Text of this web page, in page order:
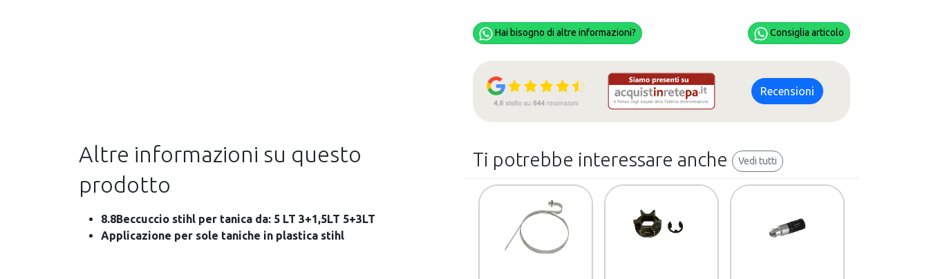
Hai bisogno di altre informazioni? Consiglia articolo
Recensioni
Altre informazioni su questo
prodotto
8.8Beccuccio stihl per tanica da: 5 LT 3+1,5LT 5+3LT
Applicazione per sole taniche in plastica stihl
Ti potrebbe interessare anche Vedi tutti